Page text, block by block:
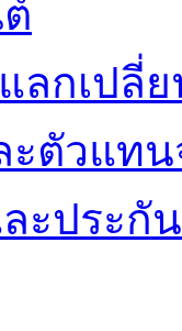
ลกเปลี่
ตัวแท
ะประกั